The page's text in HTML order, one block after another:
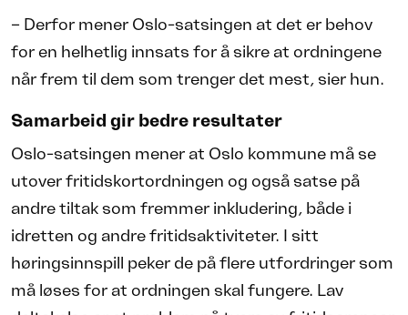
– Derfor mener Oslo-satsingen at det er behov
for en helhetlig innsats for å sikre at ordningene
når frem til dem som trenger det mest, sier hun.
Samarbeid gir bedre resultater
Oslo-satsingen mener at Oslo kommune må se
utover fritidskortordningen og også satse på
andre tiltak som fremmer inkludering, både i
idretten og andre fritidsaktiviteter. I sitt
høringsinnspill peker de på flere utfordringer som
må løses for at ordningen skal fungere. Lav